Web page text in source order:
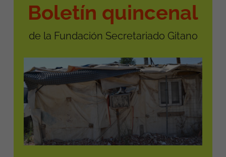
Boletín quincenal
de la Fundación Secretariado Gitano